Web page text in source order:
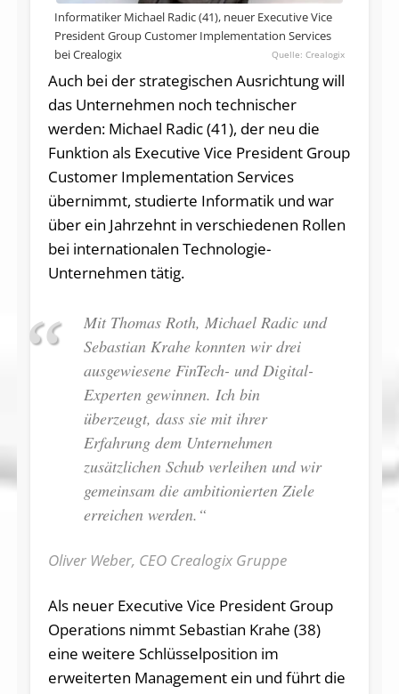
Informatiker Michael Radic (41), neuer Executive Vice
President Group Customer Implementation Services
bei Crealogix
Crealogix
Auch bei der strategischen Ausrichtung will
das Unternehmen noch technischer
werden: Michael Radic (41), der neu die
Funktion als Executive Vice President Group
Customer Implementation Services
übernimmt, studierte Informatik und war
über ein Jahrzehnt in verschiedenen Rollen
bei internationalen Technologie-
Unternehmen tätig.
Mit Thomas Roth, Michael Radic und
Sebastian Krahe konnten wir drei
ausgewiesene FinTech- und Digital-
Experten gewinnen. Ich bin
überzeugt, dass sie mit ihrer
Erfahrung dem Unternehmen
zusätzlichen Schub verleihen und wir
gemeinsam die ambitionierten Ziele
erreichen werden.“
Oliver Weber, CEO Crealogix Gruppe
Als neuer Executive Vice President Group
Operations nimmt Sebastian Krahe (38)
eine weitere Schlüsselposition im
erweiterten Management ein und führt die